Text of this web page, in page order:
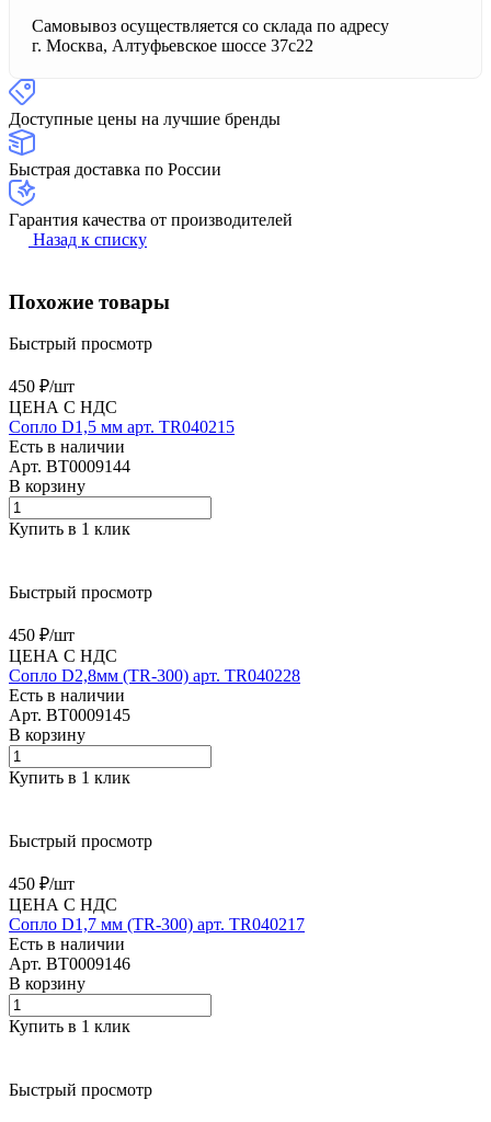
Самовывоз осуществляется со склада по адресу
г. Москва, Алтуфьевское шоссе 37с22
Доступные цены на лучшие бренды
Быстрая доставка по России
Гарантия качества от производителей
Назад к списку
Похожие товары
Быстрый просмотр
450 ₽/шт
ЦЕНА С НДС
Сопло D1,5 мм арт. TR040215
Есть в наличии
Арт. BT0009144
В корзину
Купить в 1 клик
Быстрый просмотр
450 ₽/шт
ЦЕНА С НДС
Сопло D2,8мм (TR-300) арт. TR040228
Есть в наличии
Арт. BT0009145
В корзину
Купить в 1 клик
Быстрый просмотр
450 ₽/шт
ЦЕНА С НДС
Сопло D1,7 мм (TR-300) арт. TR040217
Есть в наличии
Арт. BT0009146
В корзину
Купить в 1 клик
Быстрый просмотр